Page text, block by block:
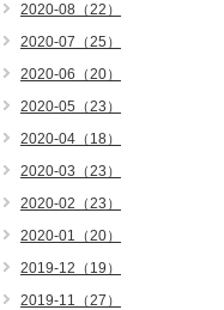
2020-08（22）
2020-07（25）
2020-06（20）
2020-05（23）
2020-04（18）
2020-03（23）
2020-02（23）
2020-01（20）
2019-12（19）
2019-11（27）